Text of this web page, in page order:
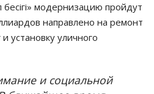
модернизацию пройдут
направлено на ремонт
установку уличного
и социальной